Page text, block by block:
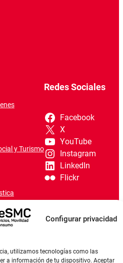
Configurar privacidad
utilizamos tecnologías como las
a información de tu dispositivo. Aceptar
y Turismo
Redes Sociales
Facebook
X
YouTube
Instagram
LinkedIn
Flickr